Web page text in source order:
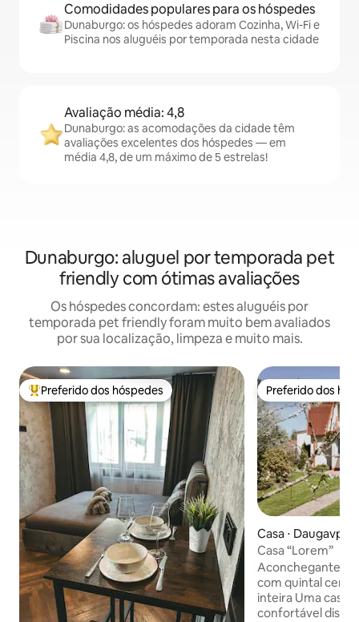
Comodidades populares para os hóspedes
Dunaburgo: os hóspedes adoram Cozinha, Wi-Fi e
Piscina nos aluguéis por temporada nesta cidade
Avaliação média: 4,8
Dunaburgo: as acomodações da cidade têm
avaliações excelentes dos hóspedes — em
média 4,8, de um máximo de 5 estrelas!
Dunaburgo: aluguel por temporada pet
friendly com ótimas avaliações
Os hóspedes concordam: estes aluguéis por
temporada pet friendly foram muito bem avaliados
por sua localização, limpeza e muito mais.
Entre os melhores preferidos dos hóspedes
Preferido dos hóspedes Preferido dos
Preferido dos
Casa ⋅ Daugavpils
Casa “Lorem”
Aconchegante
com quintal
inteira Uma casa de férias espaçosa e
confortável